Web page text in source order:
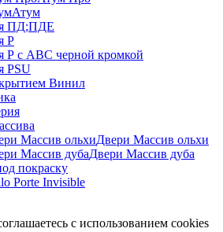
Атум
ПД;ПДЕ
Р
Р с АВС черной кромкой
PSU
Винил
Двери Массив ольхи
Двери Массив дуба
покраску
Porte Invisible
с использованием cookies